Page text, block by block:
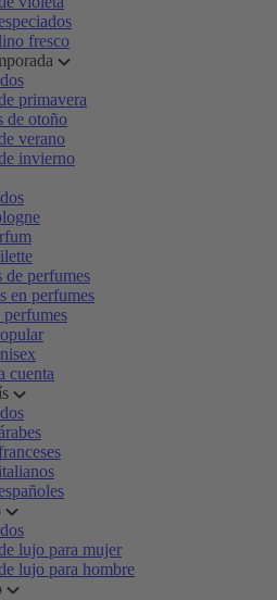
fresco
primavera
de otoño
verano
invierno
de perfumes
en perfumes
perfumes
cuenta
lujo para mujer
lujo para hombre